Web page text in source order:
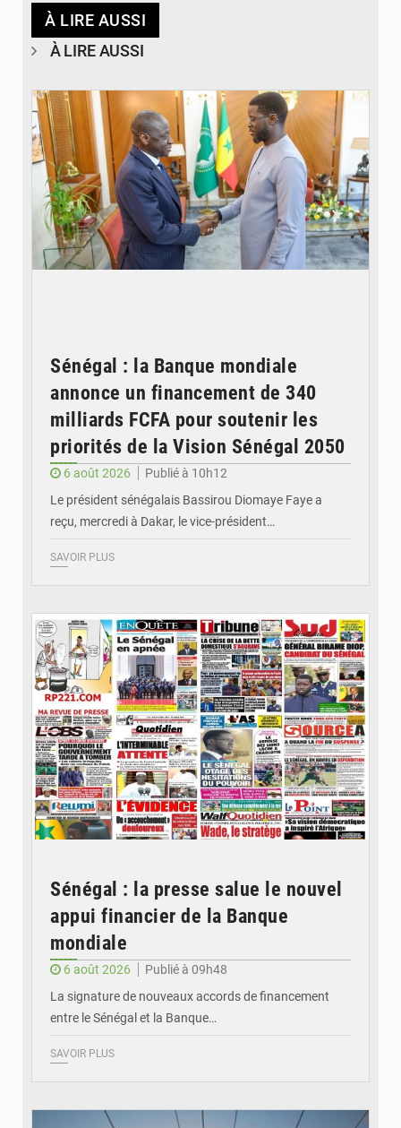
À LIRE AUSSI
À LIRE AUSSI
Sénégal : la Banque mondiale
annonce un financement de 340
milliards FCFA pour soutenir les
priorités de la Vision Sénégal 2050
6 août 2026
Publié à 10h12
Le président sénégalais Bassirou Diomaye Faye a
reçu, mercredi à Dakar, le vice-président…
SAVOIR PLUS
Sénégal : la presse salue le nouvel
appui financier de la Banque
mondiale
6 août 2026
Publié à 09h48
La signature de nouveaux accords de financement
entre le Sénégal et la Banque…
SAVOIR PLUS